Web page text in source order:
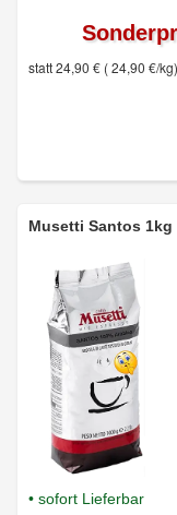
statt 24,90 € ( 24,90 €/kg)
Musetti Santos 1kg
• sofort Lieferbar